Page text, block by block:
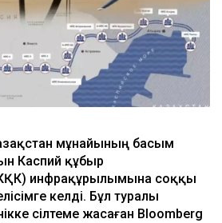
мұнайының басым
Каспий құбыр
инфрақұрылымына соққы
келді. Бұл туралы
сілтеме жасаған Bloomberg